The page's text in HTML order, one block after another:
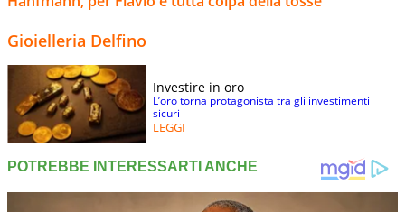
Gioielleria Delfino
Investire in oro
L’oro torna protagonista tra gli investimenti
sicuri
LEGGI